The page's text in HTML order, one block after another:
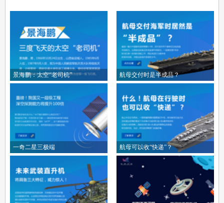
景海鹏：太空“老司机” 航母交付时是半成品？
一奇二星三极端 航母可以收“快递”？